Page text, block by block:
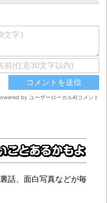
話、面白写真などが毎